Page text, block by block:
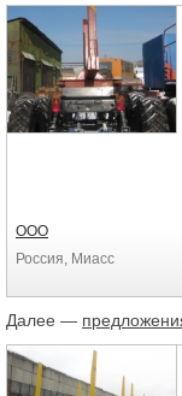
ООО
Россия, Миасс
Далее —